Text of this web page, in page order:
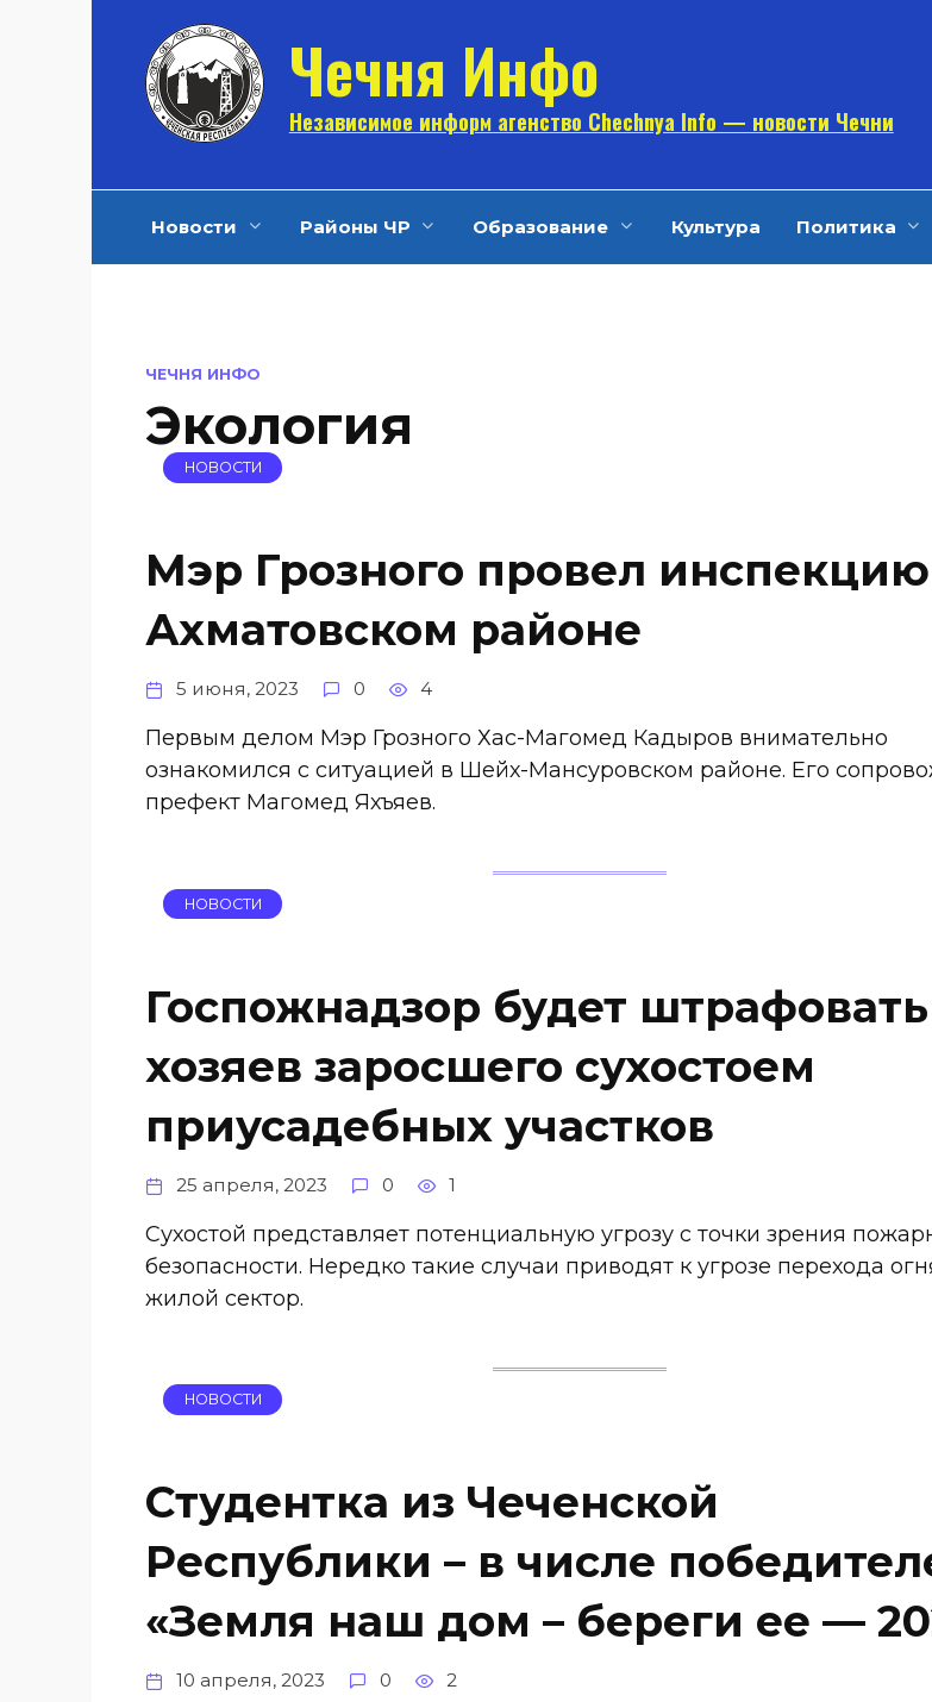
Чечня Инфо
Независимое информ агенство Chechnya Info — новости Чечни
Новости Районы ЧР Образование Культура Политика
ЧЕЧНЯ ИНФО
Экология
НОВОСТИ
Мэр Грозного провел
Ахматовском районе
5 июня, 2023 0 4
Первым делом Мэр Грозного Хас-Магомед Кадыров внимательно
ознакомился с ситуацией в Шейх-Мансуровском районе. Его
префект Магомед Яхъяев.
НОВОСТИ
Госпожнадзор будет штрафовать
хозяев заросшего сухостоем
приусадебных участков
25 апреля, 2023 0 1
Сухостой представляет потенциальную угрозу с точки зрения
безопасности. Нередко такие случаи приводят к угрозе перехода
жилой сектор.
НОВОСТИ
Студентка из Чеченской
Республики – в числе
«Земля наш дом – береги ее —
10 апреля, 2023 0 2